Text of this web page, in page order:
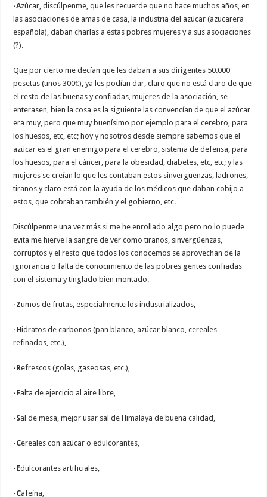
-Azúcar, discúlpenme, que les recuerde que no hace muchos años, en
las asociaciones de amas de casa, la industria del azúcar (azucarera
española), daban charlas a estas pobres mujeres y a sus asociaciones
(?).
Que por cierto me decían que les daban a sus dirigentes 50.000
pesetas (unos 300€), ya les podían dar, claro que no está claro de que
el resto de las buenas y confiadas, mujeres de la asociación, se
enterasen, bien la cosa es la siguiente las convencían de que el azúcar
era muy, pero que muy buenísimo por ejemplo para el cerebro, para
los huesos, etc, etc; hoy y nosotros desde siempre sabemos que el
azúcar es el gran enemigo para el cerebro, sistema de defensa, para
los huesos, para el cáncer, para la obesidad, diabetes, etc, etc; y las
mujeres se creían lo que les contaban estos sinvergüenzas, ladrones,
tiranos y claro está con la ayuda de los médicos que daban cobijo a
estos, que cobraban también y el gobierno, etc.
Discúlpenme una vez más si me he enrollado algo pero no lo puede
evita me hierve la sangre de ver como tiranos, sinvergüenzas,
corruptos y el resto que todos los conocemos se aprovechan de la
ignorancia o falta de conocimiento de las pobres gentes confiadas
con el sistema y tinglado bien montado.
-Zumos de frutas, especialmente los industrializados,
-Hidratos de carbonos (pan blanco, azúcar blanco, cereales
refinados, etc.),
-Refrescos (golas, gaseosas, etc.),
-Falta de ejercicio al aire libre,
-Sal de mesa, mejor usar sal de Himalaya de buena calidad,
-Cereales con azúcar o edulcorantes,
-Edulcorantes artificiales,
-Cafeína,